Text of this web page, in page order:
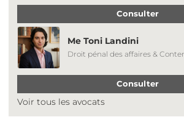
Consulter
Me Toni Landini
Droit pénal des affaires &
Consulter
Voir tous les avocats